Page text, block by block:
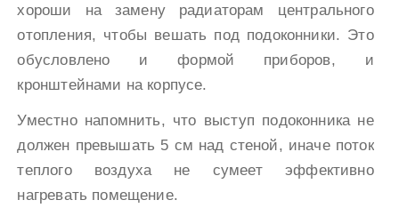
хороши на замену радиаторам центрального
отопления, чтобы вешать под подоконники. Это
обусловлено и формой приборов, и
кронштейнами на корпусе.
Уместно напомнить, что выступ подоконника не
должен превышать 5 см над стеной, иначе поток
теплого воздуха не сумеет эффективно
нагревать помещение.